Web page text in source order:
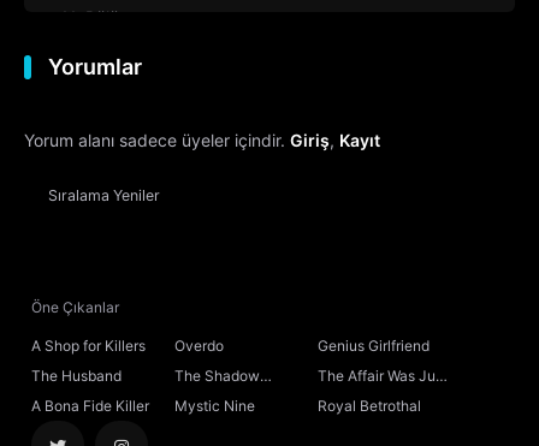
11. Bölüm
12. Bölüm
13. Bölüm
14. Bölüm
Yorumlar
Yorum alanı sadece üyeler içindir. Giriş, Kayıt
Sıralama Yeniler
Öne Çıkanlar
A Shop for Killers Overdo
Genius Girlfriend
The Husband
The Shadow
Sovereign
The Affair Was Just
the Beginning
A Bona Fide Killer Mystic Nine Royal Betrothal